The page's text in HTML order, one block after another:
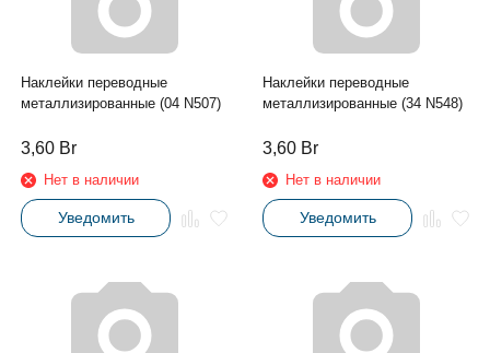
Наклейки переводные
металлизированные (04 N507)
3,60 Br
Нет в наличии
Уведомить
Наклейки переводные
металлизированные (34 N548)
3,60 Br
Нет в наличии
Уведомить